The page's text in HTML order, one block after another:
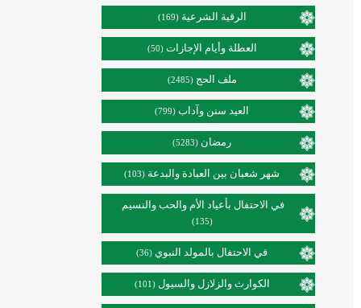
الرقية الشرعية (169)
العطلة وأيام الإجازات (50)
ملف الحج (2485)
العيد سنن وآداب (799)
رمضان (5283)
شهر شعبان بين العبادة والبدعة (103)
في الاحتفال بأعياد الأم والحب والنسيم
(135)
في الاحتفال بالمولد النبوي (36)
الكوارث والزلازل والسيول (101)